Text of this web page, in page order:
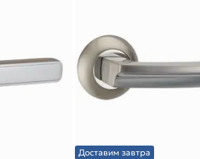
Доставим завтра